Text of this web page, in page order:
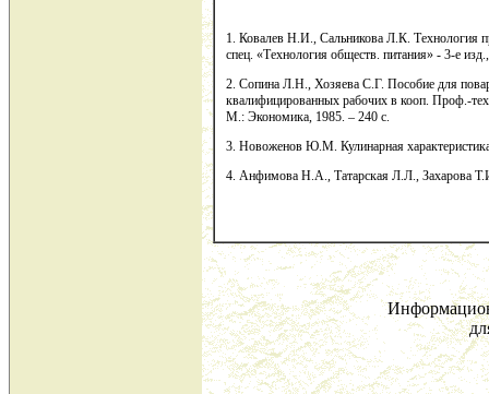
1. Ковалев Н.И., Сальникова Л.К. Технология
спец. «Технология обществ. питания» - 3-е
2. Сопина Л.Н., Хозяева С.Г. Пособие для
квалифицированных рабочих в кооп. Проф.-
М.: Экономика, 1985. – 240 с.
3. Новоженов Ю.М. Кулинарная
4. Анфимова Н.А., Татарская Л.Л., Захарова